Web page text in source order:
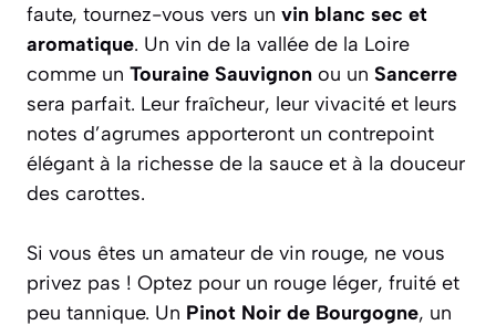
faute, tournez-vous vers un vin blanc sec et
aromatique. Un vin de la vallée de la Loire
comme un Touraine Sauvignon ou un Sancerre
sera parfait. Leur fraîcheur, leur vivacité et leurs
notes d’agrumes apporteront un contrepoint
élégant à la richesse de la sauce et à la douceur
des carottes.
Si vous êtes un amateur de vin rouge, ne vous
privez pas ! Optez pour un rouge léger, fruité et
peu tannique. Un Pinot Noir de Bourgogne, un